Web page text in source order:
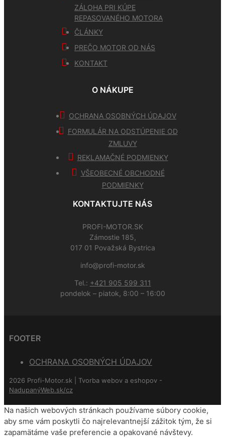
ZÁLOHA PRI KÚPE
REPASOVANÉHO MOTORA
ČLÁNKY
PREČO MOTOR OD NÁS
KONTAKT
O NÁKUPE
OCHRANA OSOBNÝCH ÚDAJOV
FORMULÁR NA ODSTÚPENIE OD
ZMLUVY
REKLAMAČNÉ PODMIENKY
VŠEOBECNÉ OBCHODNÉ
PODMIENKY
KONTAKTUJTE NÁS
PROFI-MOTOR.SK
Zámostie 185,
017 01 Považská Bystrica
info@profi-motor.sk
Tel.: +421 905 599 311
pondelok – piatok, 8:00 – 16:00
FOOTER
OCHRANA OSOBNÝCH ÚDAJOV
2026 Profi-Motor.sk | Tvorba webov a eshopov -
NadupanýWeb.sk/cz
Na našich webových stránkach používame súbory cookie,
aby sme vám poskytli čo najrelevantnejší zážitok tým, že si
zapamätáme vaše preferencie a opakované návštevy.